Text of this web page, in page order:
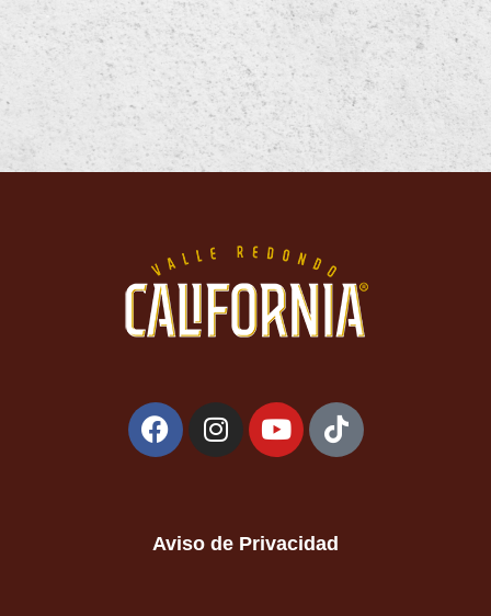
Aviso de Privacidad